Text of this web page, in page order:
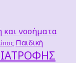
και νοσήματα
Παιδική